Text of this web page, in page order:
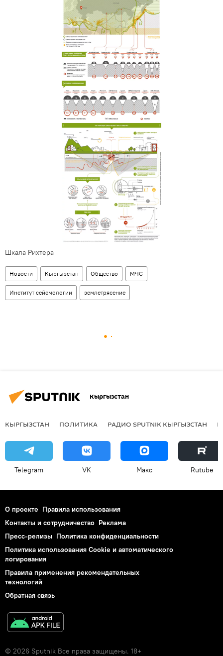
Шкала Рихтера
Новости Кыргызстан Общество МЧС
Институт сейсмологии землетрясение
Кыргызстан
КЫРГЫЗСТАН ПОЛИТИКА РАДИО SPUTNIK КЫРГЫЗСТАН
Telegram VK Макс Rutube
О проекте Правила использования
Контакты и сотрудничество Реклама
Пресс-релизы Политика конфиденциальности
Политика использования Cookie и автоматического
логирования
Правила применения рекомендательных
технологий
Обратная связь
© 2026 Sputnik Все права защищены. 18+